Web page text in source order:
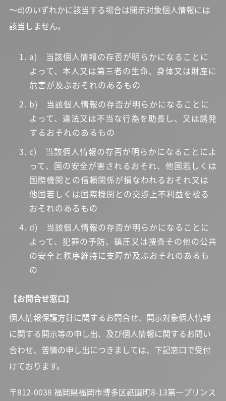
～d)のいずれかに該当する場合は開示対象個人情報には
該当しません。
a) 当該個人情報の存否が明らかになることに
よって、本人又は第三者の生命、身体又は財産に
危害が及ぶおそれのあるもの
b) 当該個人情報の存否が明らかになることに
よって、違法又は不当な行為を助長し、又は誘発
するおそれのあるもの
c) 当該個人情報の存否が明らかになることによ
って、国の安全が害されるおそれ、他国若しくは
国際機関との信頼関係が損なわれるおそれ又は
他国若しくは国際機関との交渉上不利益を被る
おそれのあるもの
d) 当該個人情報の存否が明らかになることに
よって、犯罪の予防、鎮圧又は捜査その他の公共
の安全と秩序維持に支障が及ぶおそれのあるも
の
【お問合せ窓口】
個人情報保護方針に関するお問合せ、開示対象個人情報
に関する開示等の申し出、及び個人情報に関するお問い
合わせ、苦情の申し出につきましては、下記窓口で受付
けております。
〒812-0038 福岡県福岡市博多区祇園町8-13第一プリンス